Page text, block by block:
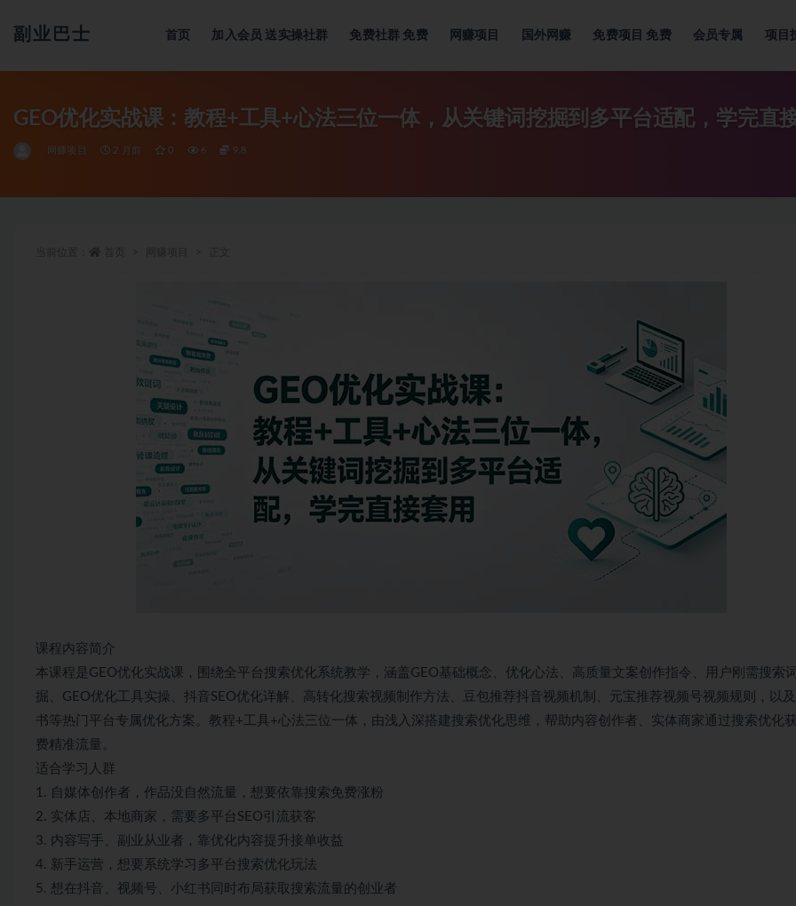
副业巴士 首页 加入会员 送实操社群 免费社群 免费 网赚项目 国外网赚 免费项目 免费 会员专属 项目
GEO优化实战课：教程+工具+心法三位一体，从关键词挖掘到多平台适配，学完直
网赚项目 2 月前 0 6 9.8
课程内容简介
本课程是GEO优化实战课，围绕全平台搜索优化系统教学，涵盖GEO基础概念、优化心法、高质量文案创作指令、用户刚需搜索
掘、GEO优化工具实操、抖音SEO优化详解、高转化搜索视频制作方法、豆包推荐抖音视频机制、元宝推荐视频号视频规则，以
书等热门平台专属优化方案。教程+工具+心法三位一体，由浅入深搭建搜索优化思维，帮助内容创作者、实体商家通过搜索优化
费精准流量。
适合学习人群
1. 自媒体创作者，作品没自然流量，想要依靠搜索免费涨粉
2. 实体店、本地商家，需要多平台SEO引流获客
3. 内容写手、副业从业者，靠优化内容提升接单收益
4. 新手运营，想要系统学习多平台搜索优化玩法
5. 想在抖音、视频号、小红书同时布局获取搜索流量的创业者